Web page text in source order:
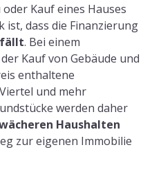
Kauf eines Hauses
dass die Finanzierung
. Bei einem
Kauf von Gebäude und
enthaltene
und mehr
werden daher
Haushalten
zur eigenen Immobilie